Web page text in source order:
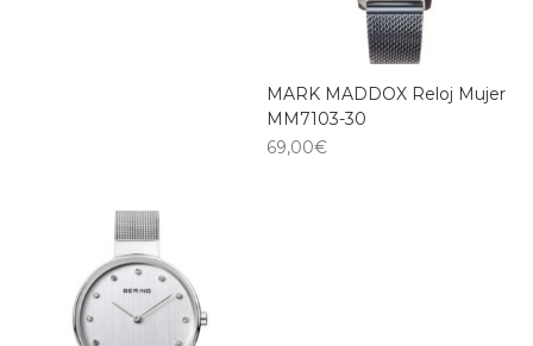
MARK MADDOX Reloj Mujer
MM7103-30
69,00€